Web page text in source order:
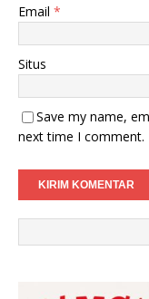
Email *
Situs
Save my name,
next time I comment.